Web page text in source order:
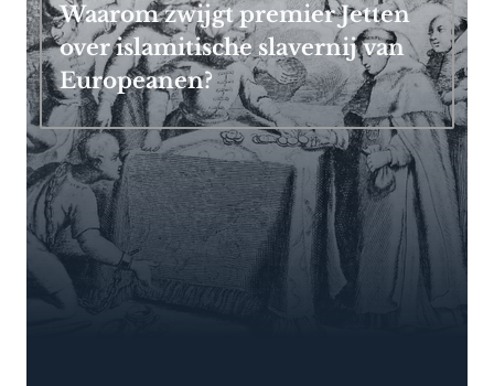
Waarom zwijgt premier Jetten
over islamitische slavernij van
Europeanen?